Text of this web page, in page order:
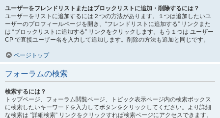
ユーザーをフレンドリストまたはブロックリストに追加・削除するには？
ユーザーをリストに追加するには２つの方法があります。１つは追加したいユ
ーザーのプロフィールページを開き、“フレンドリストに追加する” リンクまた
は “ブロックリストに追加する” リンクをクリックします。もう１つは ユーザー
CP で直接ユーザー名を入力して追加します。削除の方法も追加と同じです。
ページトップ
フォーラムの検索
検索するには？
トップページ、フォーラム閲覧ページ、トピック表示ページ内の検索ボックス
に検索したいキーワードを入力してボタンをクリックしてください。より詳細
な検索は “詳細検索” リンクをクリックすれば検索ページにアクセスできます。